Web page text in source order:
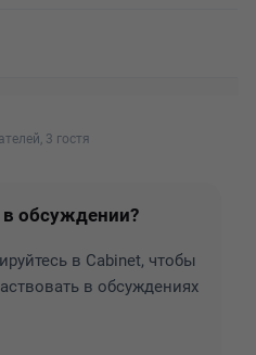
3 гостя
в обсуждении?
в Cabinet, чтобы
в обсуждениях